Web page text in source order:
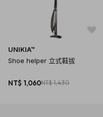
UNIKIA™
Shoe helper 立式鞋拔
NT$ 1,060NT$ 1,430